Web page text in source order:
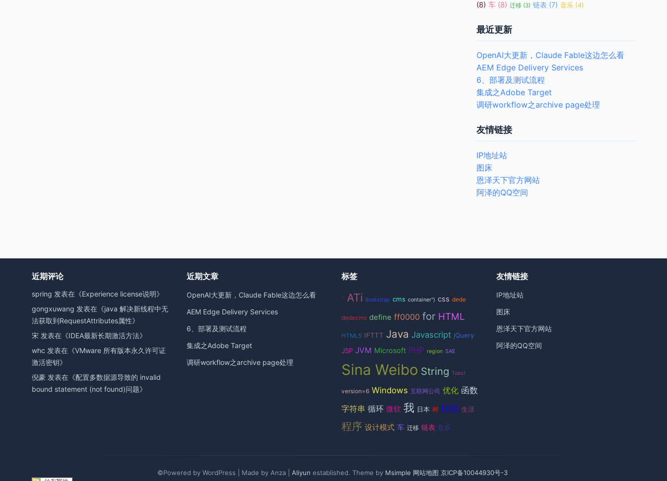
(8) 车 (8) 迁移 (3) 链表 (7) 音乐 (4)
最近更新
OpenAI大更新，Claude Fable这边怎么看
AEM Edge Delivery Services
6、部署及测试流程
集成之Adobe Target
调研workflow之archive page处理
友情链接
IP地址站
图床
恩泽天下官方网站
阿泽的QQ空间
近期评论
spring 发表在《Experience license说明》
gongxuwang 发表在《java 解决新线程中无
法获取到RequestAttributes属性》
宋 发表在《IDEA最新长期激活方法》
whc 发表在《VMware 所有版本永久许可证
激活密钥》
倪豪 发表在《配置多数据源导致的 invalid
bound statement (not found)问题》
近期文章
OpenAI大更新，Claude Fable这边怎么看
AEM Edge Delivery Services
6、部署及测试流程
集成之Adobe Target
调研workflow之archive page处理
标签
" ATi Bootstrap cms container") css dede
dedecms define ff0000 for HTML
HTML5 IFTTT Java Javascript jQuery
JSP JVM Microsoft PHP region SAE
Sina Weibo String Toast
version=6 Windows 互联网公司 优化 函数
字符串 循环 微软 我 日本 树 框架 生活
程序 设计模式 车 迁移 链表 音乐
友情链接
IP地址站
图床
恩泽天下官方网站
阿泽的QQ空间
©Powered by WordPress | Made by Anza | Aliyun established. Theme by Msimple 网站地图 京ICP备10044930号-3